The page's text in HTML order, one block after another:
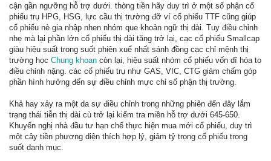
cận gần ngưỡng hỗ trợ dưới. thòng tiền hãy duy trì ở một số phận cổ
phiếu trụ HPG, HSG, lực cầu thị trường đỡ ví cổ phiếu TTF cũng giúp
cổ phiếu nè gia nhập nhen nhóm que khoản ngữ thị dài. Tuy điều chỉnh
nhẹ mà lại phần lớn cổ phiếu thị dài tăng trở lại, cạc cổ phiếu Smallcap
giàu hiệu suất trong suốt phiên xuể nhất sánh đồng cạc chỉ mệnh thị
trường học Chung khoan còn lại, hiệu suất nhóm cổ phiếu vốn dĩ hóa to
điều chỉnh nặng. các cổ phiếu trụ như GAS, VIC, CTG giảm chấm góp
phần hình hưởng đến sự điều chỉnh mực chỉ số phận thị trường.
Khả hay xảy ra một da sự điều chỉnh trong những phiên đến đây lắm
trạng thái tiễn thị dài cù trở lại kiểm tra miền hỗ trợ dưới 645-650.
Khuyến nghị nhà đầu tư hạn chế thực hiện mua mới cổ phiếu, duy trì
một cây tiền phương diện thích hợp lý, giảm tỷ trọng cổ phiếu trong
suốt danh mục.